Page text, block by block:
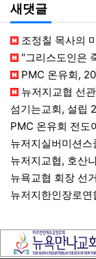
새댓글
조정칠 목사의 마지막 유고 - 홍수와 복(福)
"그리스도인은 죽음 두려워하지 않지만, 살아 있는 동
PMC 온유회, 2027 캐리비안 크루즈 전도여행
뉴저지교협 선관위, 40회기 회장 + 부회장 등록